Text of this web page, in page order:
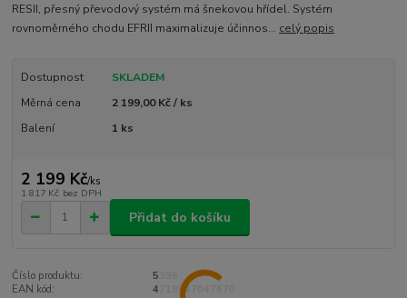
RESII, přesný převodový systém má šnekovou hřídel. Systém
rovnoměrného chodu EFRII maximalizuje účinnos... celý popis
Dostupnost
SKLADEM
Měrná cena
2 199,00 Kč / ks
Balení
1 ks
2 199 Kč/ks
1 817 Kč bez DPH
Přidat do košíku
Číslo produktu:
5395
EAN kód:
4718947047670